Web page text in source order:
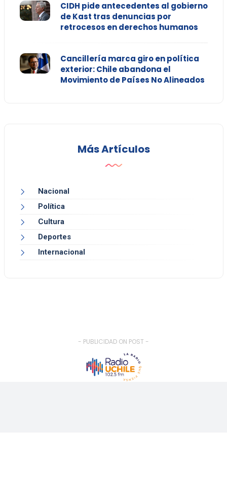
CIDH pide antecedentes al gobierno
de Kast tras denuncias por
retrocesos en derechos humanos
Cancillería marca giro en política
exterior: Chile abandona el
Movimiento de Países No Alineados
Más Artículos
Nacional
Política
Cultura
Deportes
Internacional
- PUBLICIDAD ON POST -